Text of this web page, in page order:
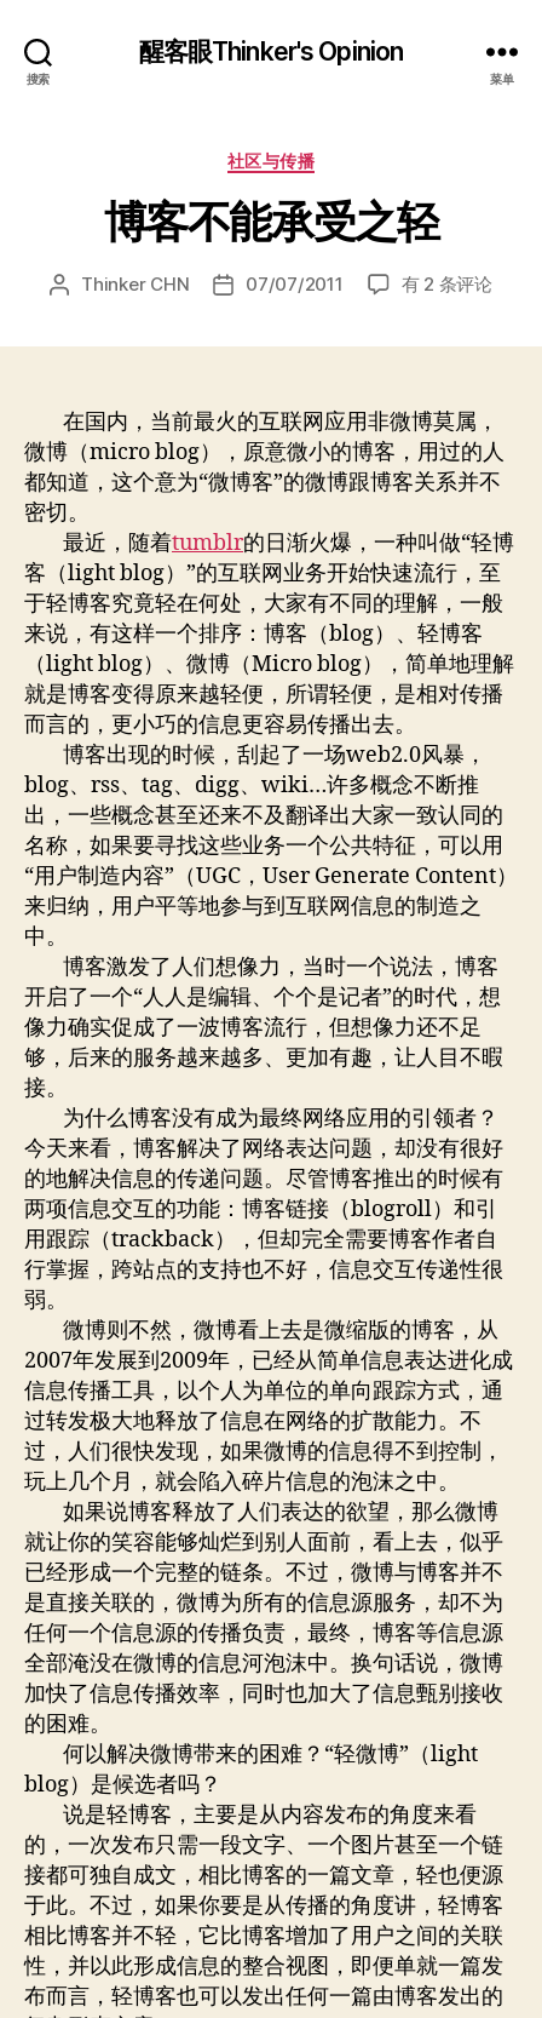
搜索
醒客眼Thinker's Opinion
菜单
分
社区与传播
博客不能承受之轻
文 Thinker CHN
发 07/07/2011
博
受
轻
有 2 条评论
在国内，当前最火的互联网应用非微博莫属，
微博（micro blog），原意微小的博客，用过的人
都知道，这个意为“微博客”的微博跟博客关系并不
密切。
最近，随着tumblr的日渐火爆，一种叫做“轻博
客（light blog）”的互联网业务开始快速流行，至
于轻博客究竟轻在何处，大家有不同的理解，一般
来说，有这样一个排序：博客（blog）、轻博客
（light blog）、微博（Micro blog），简单地理解
就是博客变得原来越轻便，所谓轻便，是相对传播
而言的，更小巧的信息更容易传播出去。
博客出现的时候，刮起了一场web2.0风暴，
blog、rss、tag、digg、wiki…许多概念不断推
出，一些概念甚至还来不及翻译出大家一致认同的
名称，如果要寻找这些业务一个公共特征，可以用
“用户制造内容”（UGC，User Generate Content）
来归纳，用户平等地参与到互联网信息的制造之
中。
博客激发了人们想像力，当时一个说法，博客
开启了一个“人人是编辑、个个是记者”的时代，想
像力确实促成了一波博客流行，但想像力还不足
够，后来的服务越来越多、更加有趣，让人目不暇
接。
为什么博客没有成为最终网络应用的引领者？
今天来看，博客解决了网络表达问题，却没有很好
的地解决信息的传递问题。尽管博客推出的时候有
两项信息交互的功能：博客链接（blogroll）和引
用跟踪（trackback），但却完全需要博客作者自
行掌握，跨站点的支持也不好，信息交互传递性很
弱。
微博则不然，微博看上去是微缩版的博客，从
2007年发展到2009年，已经从简单信息表达进化成
信息传播工具，以个人为单位的单向跟踪方式，通
过转发极大地释放了信息在网络的扩散能力。不
过，人们很快发现，如果微博的信息得不到控制，
玩上几个月，就会陷入碎片信息的泡沫之中。
如果说博客释放了人们表达的欲望，那么微博
就让你的笑容能够灿烂到别人面前，看上去，似乎
已经形成一个完整的链条。不过，微博与博客并不
是直接关联的，微博为所有的信息源服务，却不为
任何一个信息源的传播负责，最终，博客等信息源
全部淹没在微博的信息河泡沫中。换句话说，微博
加快了信息传播效率，同时也加大了信息甄别接收
的困难。
何以解决微博带来的困难？“轻微博”（light
blog）是候选者吗？
说是轻博客，主要是从内容发布的角度来看
的，一次发布只需一段文字、一个图片甚至一个链
接都可独自成文，相比博客的一篇文章，轻也便源
于此。不过，如果你要是从传播的角度讲，轻博客
相比博客并不轻，它比博客增加了用户之间的关联
性，并以此形成信息的整合视图，即便单就一篇发
布而言，轻博客也可以发出任何一篇由博客发出的